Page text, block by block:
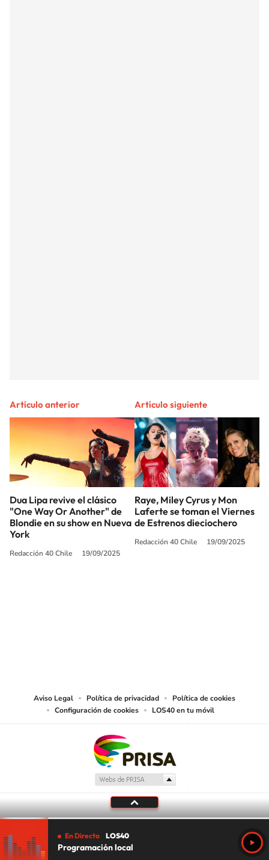
Artículo anterior
Dua Lipa revive el clásico
"One Way Or Another" de
Blondie en su show en Nueva
York
Redacción 40 Chile 19/09/2025
Artículo siguiente
Raye, Miley Cyrus y Mon
Laferte se toman el Viernes
de Estrenos dieciochero
Redacción 40 Chile 19/09/2025
Aviso Legal Política de privacidad
Política de cookies
Configuración de cookies
LOS40 en tu móvil
En Directo LOS40
Programación local